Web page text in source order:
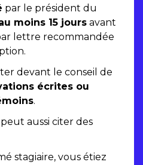
par le président du
moins 15 jours avant
lettre recommandée
devant le conseil de
écrites ou
.
aussi citer des
stagiaire, vous étiez